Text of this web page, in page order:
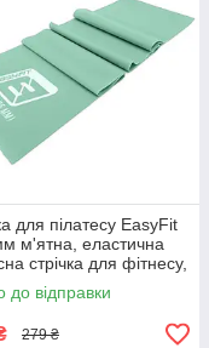
для пілатесу EasyFit
м'ятна, еластична
стрічка для фітнесу,
розтяжки 200×15 см
GN)
до відправки
279 ₴